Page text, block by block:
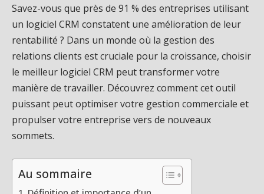
Savez-vous que près de 91 % des entreprises utilisant
un logiciel CRM constatent une amélioration de leur
rentabilité ? Dans un monde où la gestion des
relations clients est cruciale pour la croissance, choisir
le meilleur logiciel CRM peut transformer votre
manière de travailler. Découvrez comment cet outil
puissant peut optimiser votre gestion commerciale et
propulser votre entreprise vers de nouveaux
sommets.
Au sommaire